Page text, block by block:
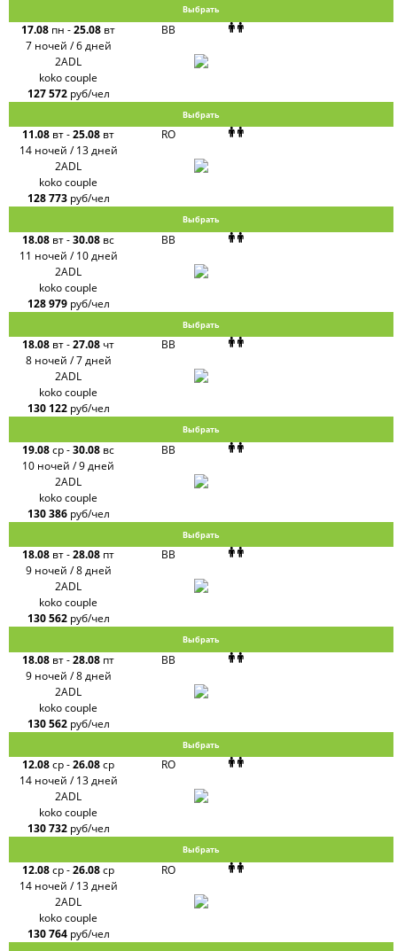
Выбрать
17.08 пн -25.08 вт
7 ночей / 6 дней
BB
2ADL
koko couple
127 572 руб/чел
Выбрать
11.08 вт-25.08 вт
14 ночей / 13 дней
RO
2ADL
koko couple
128 773 руб/чел
Выбрать
18.08 вт-30.08 вс
11 ночей / 10 дней
BB
2ADL
koko couple
128 979 руб/чел
Выбрать
18.08 вт-27.08 чт
8 ночей / 7 дней
BB
2ADL
koko couple
130 122 руб/чел
Выбрать
19.08ср-30.08 вс
10 ночей / 9 дней
BB
2ADL
koko couple
130 386 руб/чел
Выбрать
18.08 вт-28.08 пт
9 ночей / 8 дней
BB
2ADL
koko couple
130 562 руб/чел
Выбрать
18.08 вт-28.08 пт
9 ночей / 8 дней
BB
2ADL
koko couple
130 562 руб/чел
Выбрать
12.08ср-26.08ср
14 ночей / 13 дней
RO
2ADL
koko couple
130 732 руб/чел
Выбрать
12.08ср-26.08ср
14 ночей / 13 дней
RO
2ADL
koko couple
130 764 руб/чел